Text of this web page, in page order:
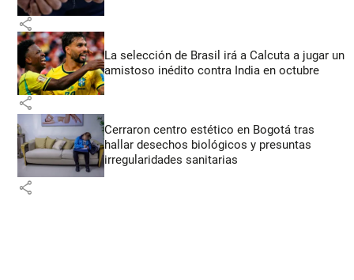
share
La selección de Brasil irá a Calcuta a jugar un
amistoso inédito contra India en octubre
share
Cerraron centro estético en Bogotá tras
hallar desechos biológicos y presuntas
irregularidades sanitarias
share